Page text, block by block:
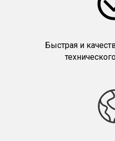
Быстрая и